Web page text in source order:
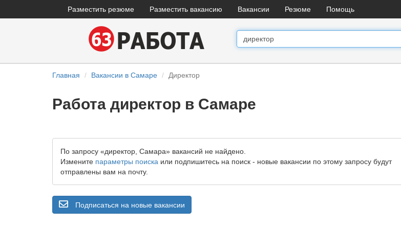
Разместить резюме Разместить вакансию Вакансии Резюме Помощь
Главная Вакансии в Самаре Директор
Работа директор в Самаре
По запросу «директор, Самара» вакансий не найдено.
Измените параметры поиска или подпишитесь на поиск - новые вакансии по этому запросу будут
отправлены вам на почту.
Подписаться на новые вакансии